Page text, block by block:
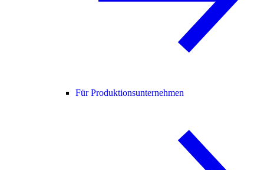
Für Produktionsunternehmen